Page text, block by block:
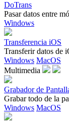
DoTrans
Pasar datos entre
Windows
Transferencia iOS
Transferir datos de
Windows MacOS
Multimedia
Grabador de
Grabar todo de la
Windows MacOS